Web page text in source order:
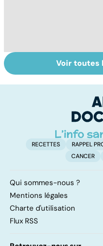
Tout savoir sur le
vitiligo
Voir toutes
RECETTES RAPPEL
CANCER
Qui sommes-nous ?
Mentions légales
Charte d'utilisation
Flux RSS